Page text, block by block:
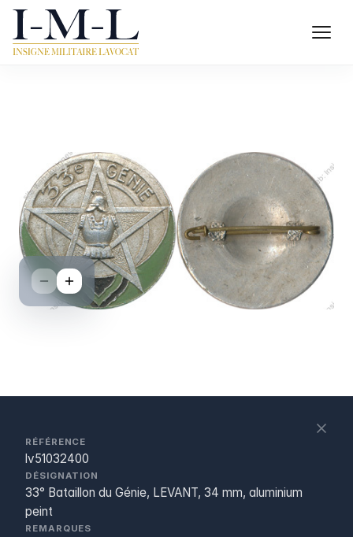
RÉFÉRENCE
lv51032400
DÉSIGNATION
33° Bataillon du Génie, LEVANT, 34 mm, aluminium
peint
REMARQUES